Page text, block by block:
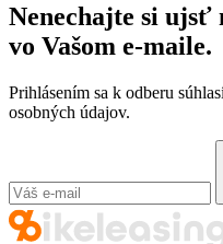
Nenechajte si ujsť
vo Vašom e-maile.
Prihlásením sa k odberu
osobných údajov.